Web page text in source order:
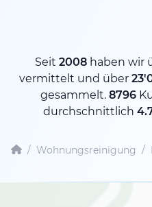
Seit 2008 haben wir
vermittelt und über
gesammelt. 8796
durchschnittlich
/ Wohnungsreinigung /